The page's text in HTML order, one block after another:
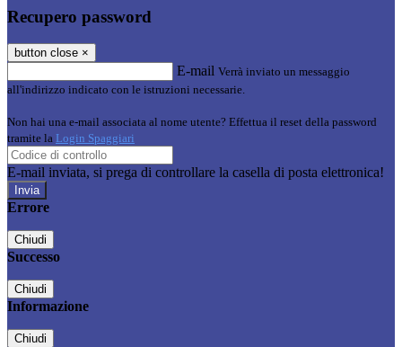
Recupero password
button close ×
E-mail Verrà inviato un messaggio
all'indirizzo indicato con le istruzioni necessarie.
Non hai una e-mail associata al nome utente? Effettua il reset della password
tramite la Login Spaggiari
E-mail inviata, si prega di controllare la casella di posta elettronica!
Errore
Chiudi
Successo
Chiudi
Informazione
Chiudi